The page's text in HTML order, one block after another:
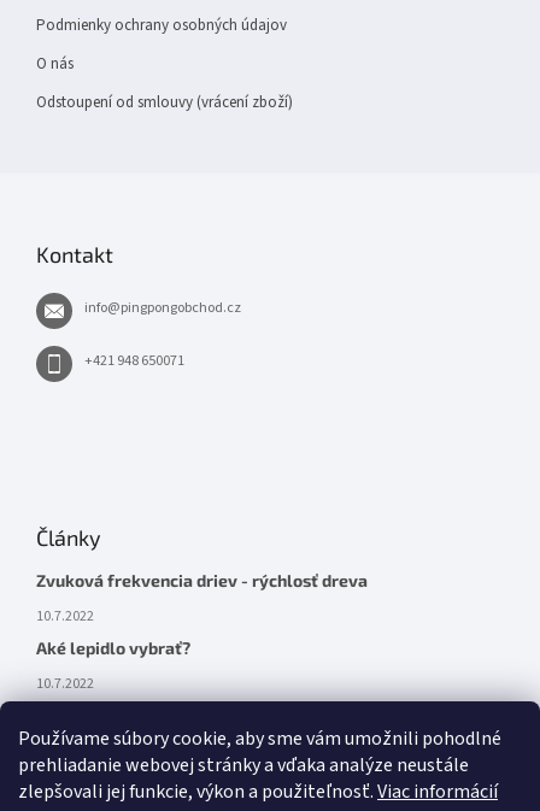
Používame súbory cookie, aby sme vám umožnili pohodlné
prehliadanie webovej stránky a vďaka analýze neustále
zlepšovali jej funkcie, výkon a použiteľnosť.Viac informácií
u
Podmienky ochrany osobných údajov
O nás
Odstoupení od smlouvy (vrácení zboží)
Kontakt
info@pingpongobchod.cz
+421 948 650071
Články
Zvuková frekvencia driev - rýchlosť dreva
10.7.2022
Aké lepidlo vybrať?
10.7.2022